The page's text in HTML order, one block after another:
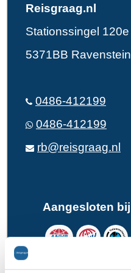
Reisgraag.nl
Stationssingel 120e
5371BB Ravenstein
0486-412199
0486-412199
rb@reisgraag.nl
Aangesloten bij